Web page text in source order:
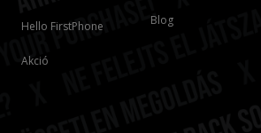
Hello FirstPhone
Akció
Blog